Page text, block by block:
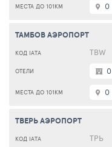
0
ТАМБОВ АЭРОПОРТ
TBW
0
0
ТВЕРЬ АЭРОПОРТ
ТРЬ